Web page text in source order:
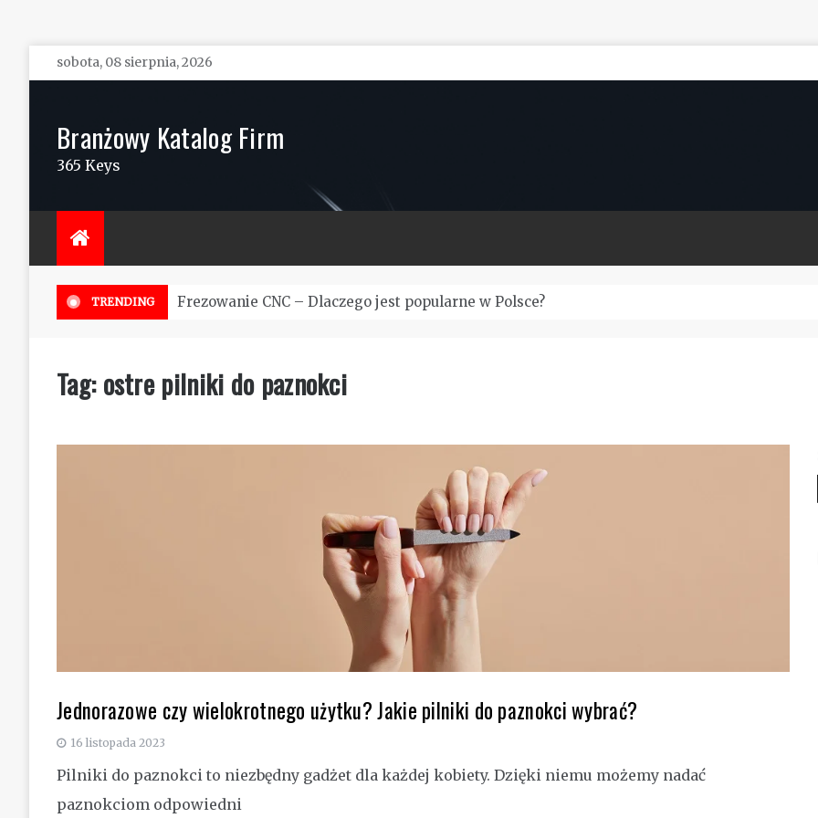
Skip
to
sobota, 08 sierpnia, 2026
Branżowy Katalog Firm
365 Keys
TRENDING Frezowanie CNC – Dlaczego jest popularne w Polsce?
Tag:ostre pilniki do paznokci
Jednorazowe czy wielokrotnego użytku? Jakie pilniki do paznokci wybrać?
16 listopada 2023
Pilniki do paznokci to niezbędny gadżet dla każdej kobiety. Dzięki niemu możemy nadać
paznokciom odpowiedni